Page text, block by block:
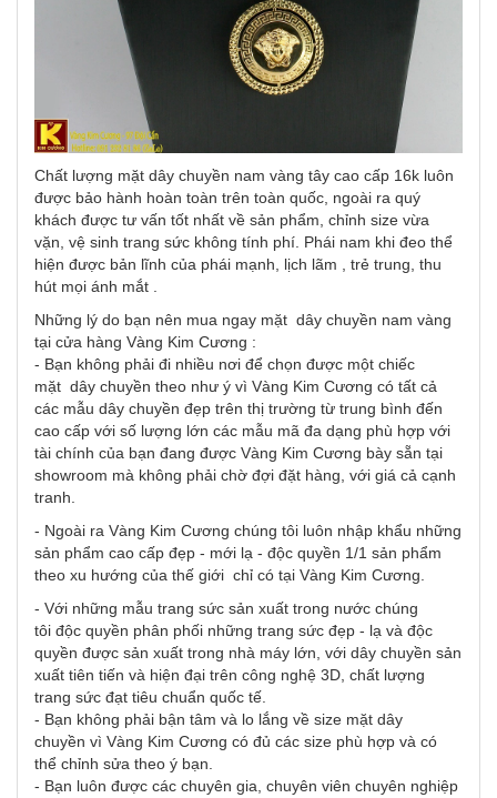
Chất lượng mặt dây chuyền nam vàng tây cao cấp 16k luôn
được bảo hành hoàn toàn trên toàn quốc, ngoài ra quý
khách được tư vấn tốt nhất về sản phẩm, chỉnh size vừa
vặn, vệ sinh trang sức không tính phí. Phái nam khi đeo thể
hiện được bản lĩnh của phái mạnh, lịch lãm , trẻ trung, thu
hút mọi ánh mắt .
Những lý do bạn nên mua ngay mặt dây chuyền nam vàng
tại cửa hàng Vàng Kim Cương :
- Bạn không phải đi nhiều nơi để chọn được một chiếc
mặt dây chuyền theo như ý vì Vàng Kim Cương có tất cả
các mẫu dây chuyền đẹp trên thị trường từ trung bình đến
cao cấp với số lượng lớn các mẫu mã đa dạng phù hợp với
tài chính của bạn đang được Vàng Kim Cương bày sẵn tại
showroom mà không phải chờ đợi đặt hàng, với giá cả cạnh
tranh.
- Ngoài ra Vàng Kim Cương chúng tôi luôn nhập khẩu những
sản phẩm cao cấp đẹp - mới lạ - độc quyền 1/1 sản phẩm
theo xu hướng của thế giới chỉ có tại Vàng Kim Cương.
- Với những mẫu trang sức sản xuất trong nước chúng
tôi độc quyền phân phối những trang sức đẹp - lạ và độc
quyền được sản xuất trong nhà máy lớn, với dây chuyền sản
xuất tiên tiến và hiện đại trên công nghệ 3D, chất lượng
trang sức đạt tiêu chuẩn quốc tế.
- Bạn không phải bận tâm và lo lắng về size mặt dây
chuyền vì Vàng Kim Cương có đủ các size phù hợp và có
thể chỉnh sửa theo ý bạn.
- Bạn luôn được các chuyên gia, chuyên viên chuyên nghiệp